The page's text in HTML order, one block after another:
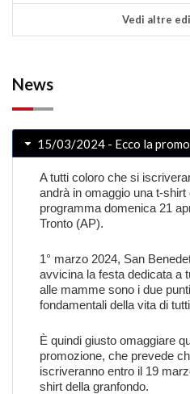
Vedi altre
News
15/03/2024 - Ecco la
A tutti coloro che si
andrà in omaggio una t-shirt
programma domenica 21
Tronto (AP).
1° marzo 2024, San
avvicina la festa dedicata a
alle mamme sono i due
fondamentali della vita di
È quindi giusto omaggiare
promozione, che prevede
iscriveranno entro il 19
shirt della granfondo.